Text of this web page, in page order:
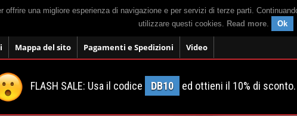
offrire una migliore esperienza di navigazione e per servizi di terze parti.
utilizzare questi cookies. Read more. Ok
Mappa del sito Pagamenti e Spedizioni Video
FLASH SALE: Usa il codice DB10 ed ottieni il 10% di sconto.